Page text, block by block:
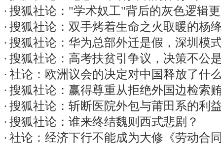
· 搜狐社论："学术奴工"背后的灰色逻辑
· 搜狐社论：双手烤着生命之火取暖的杨
· 搜狐社论：华为总部外迁是假，深圳模
· 搜狐社论：高考扶贫引争议，决策不公
· 社论：欧洲议会的决定对中国释放了什
· 搜狐社论：赢得尊重从拒绝外国边检索
· 搜狐社论：斩断医院外包与莆田系的利
· 搜狐社论：谁来终结魏则西式悲剧？
· 社论：经济下行不能成为大修《劳动合